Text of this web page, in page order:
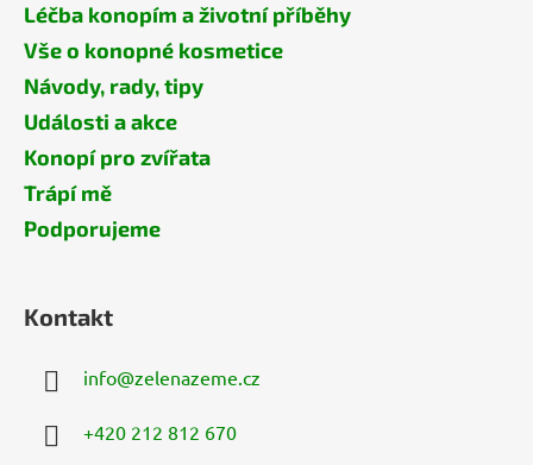
Léčba konopím a životní příběhy
Vše o konopné kosmetice
Návody, rady, tipy
Události a akce
Konopí pro zvířata
Trápí mě
Podporujeme
Kontakt
info@zelenazeme.cz
+420 212 812 670